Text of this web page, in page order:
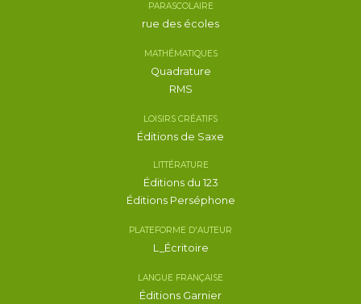
PARASCOLAIRE
rue des écoles
MATHÉMATIQUES
Quadrature
RMS
LOISIRS CRÉATIFS
Éditions de Saxe
LITTÉRATURE
Éditions du 123
Éditions Perséphone
PLATEFORME D'AUTEUR
L_Écritoire
LANGUE FRANÇAISE
Éditions Garnier